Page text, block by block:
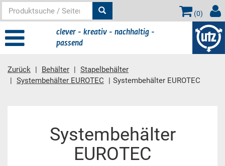
(0)
clever - kreativ - nachhaltig -
passend
Zurück Behälter
Stapelbehälter
Systembehälter EUROTEC
Systembehälter EUROTEC
Systembehälter
EUROTEC